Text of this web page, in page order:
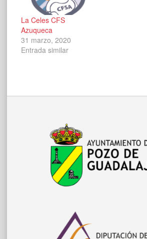
La Celes CFS
Azuqueca
31 marzo, 2020
Entrada similar